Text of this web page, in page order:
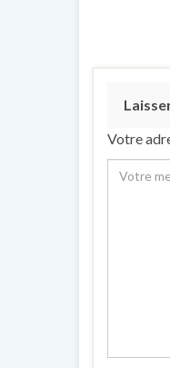
Votre